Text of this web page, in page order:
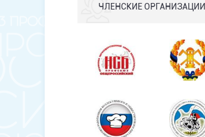
ЧЛЕНСКИЕ ОРГАНИЗАЦИИ